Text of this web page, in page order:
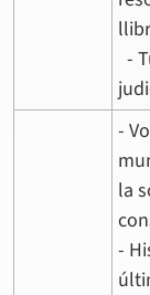
-
-
la
-